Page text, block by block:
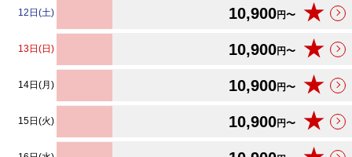
12日(土) 10,900円〜 ★
13日(日) 10,900円〜 ★
14日(月) 10,900円〜 ★
15日(火) 10,900円〜 ★